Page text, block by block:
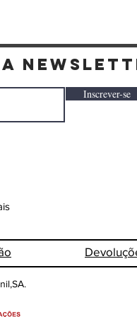
Inscrever-se